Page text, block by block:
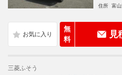
住所
富
無
料
見
三菱ふそう